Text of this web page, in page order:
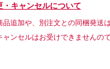
・キャンセルについて
品追加や、別注文との同梱発送
ャンセルはお受けできませんの